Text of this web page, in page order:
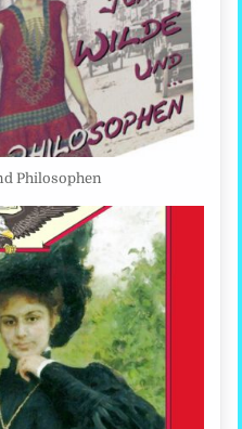
Philosophen